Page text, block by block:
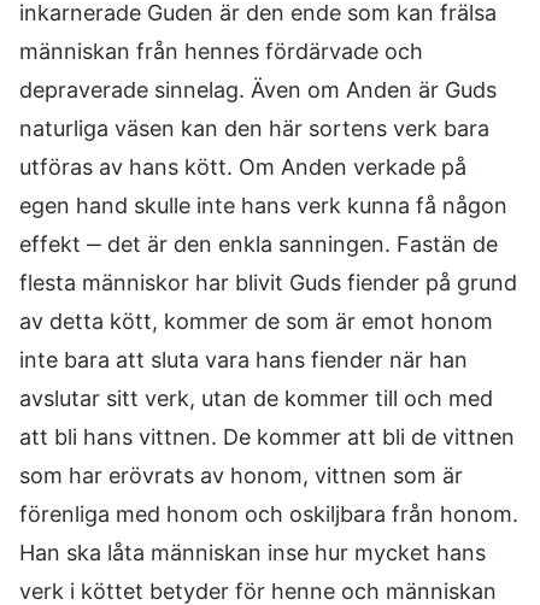
inkarnerade Guden är den ende som kan frälsa
människan från hennes fördärvade och
depraverade sinnelag. Även om Anden är Guds
naturliga väsen kan den här sortens verk bara
utföras av hans kött. Om Anden verkade på
egen hand skulle inte hans verk kunna få någon
effekt ‒ det är den enkla sanningen. Fastän de
flesta människor har blivit Guds fiender på grund
av detta kött, kommer de som är emot honom
inte bara att sluta vara hans fiender när han
avslutar sitt verk, utan de kommer till och med
att bli hans vittnen. De kommer att bli de vittnen
som har erövrats av honom, vittnen som är
förenliga med honom och oskiljbara från honom.
Han ska låta människan inse hur mycket hans
verk i köttet betyder för henne och människan